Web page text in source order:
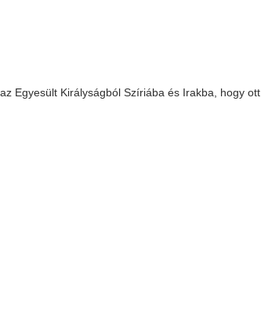
Egyesült Királyságból Szíriába és Irakba, hogy ott